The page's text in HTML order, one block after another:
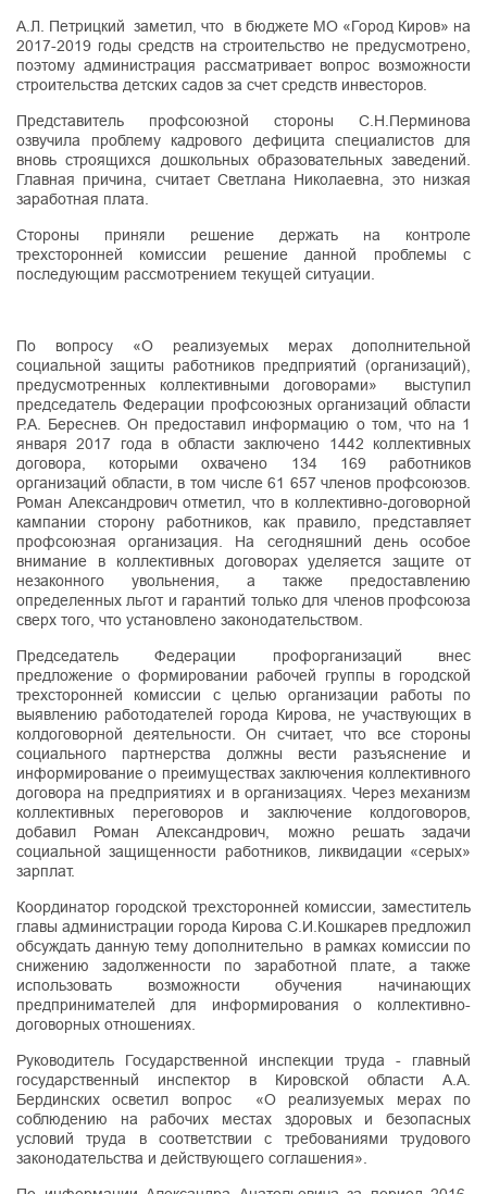
А.Л. Петрицкий заметил, что в бюджете МО «Город Киров» на
2017-2019 годы средств на строительство не предусмотрено,
поэтому администрация рассматривает вопрос возможности
строительства детских садов за счет средств инвесторов.
Представитель профсоюзной стороны С.Н.Перминова
озвучила проблему кадрового дефицита специалистов для
вновь строящихся дошкольных образовательных заведений.
Главная причина, считает Светлана Николаевна, это низкая
заработная плата.
Стороны приняли решение держать на контроле
трехсторонней комиссии решение данной проблемы с
последующим рассмотрением текущей ситуации.
По вопросу «О реализуемых мерах дополнительной
социальной защиты работников предприятий (организаций),
предусмотренных коллективными договорами» выступил
председатель Федерации профсоюзных организаций области
Р.А. Береснев. Он предоставил информацию о том, что на 1
января 2017 года в области заключено 1442 коллективных
договора, которыми охвачено 134 169 работников
организаций области, в том числе 61 657 членов профсоюзов.
Роман Александрович отметил, что в коллективно-договорной
кампании сторону работников, как правило, представляет
профсоюзная организация. На сегодняшний день особое
внимание в коллективных договорах уделяется защите от
незаконного увольнения, а также предоставлению
определенных льгот и гарантий только для членов профсоюза
сверх того, что установлено законодательством.
Председатель Федерации профорганизаций внес
предложение о формировании рабочей группы в городской
трехсторонней комиссии с целью организации работы по
выявлению работодателей города Кирова, не участвующих в
колдоговорной деятельности. Он считает, что все стороны
социального партнерства должны вести разъяснение и
информирование о преимуществах заключения коллективного
договора на предприятиях и в организациях. Через механизм
коллективных переговоров и заключение колдоговоров,
добавил Роман Александрович, можно решать задачи
социальной защищенности работников, ликвидации «серых»
зарплат.
Координатор городской трехсторонней комиссии, заместитель
главы администрации города Кирова С.И.Кошкарев предложил
обсуждать данную тему дополнительно в рамках комиссии по
снижению задолженности по заработной плате, а также
использовать возможности обучения начинающих
предпринимателей для информирования о коллективно-
договорных отношениях.
Руководитель Государственной инспекции труда - главный
государственный инспектор в Кировской области А.А.
Бердинских осветил вопрос «О реализуемых мерах по
соблюдению на рабочих местах здоровых и безопасных
условий труда в соответствии с требованиями трудового
законодательства и действующего соглашения».